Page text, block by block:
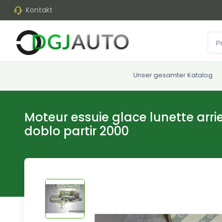
Kontakt
Unser gesamter Katalog
Moteur essuie glace lunette
doblo partir 2000